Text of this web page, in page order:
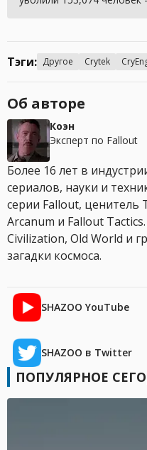
Тэги: Другое Crytek
Об авторе
Коэн
Эксперт по Fallout
Более 16 лет в
сериалов, науки и
серии Fallout, ценитель
Arcanum и Fallout
Civilization, Old World и
загадки космоса.
SHAZOO YouTube
SHAZOO в Twitter
ПОПУЛЯРНОЕ